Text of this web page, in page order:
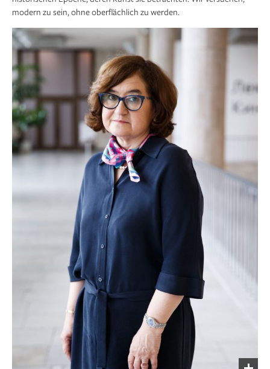
modern zu sein, ohne oberflächlich zu werden.